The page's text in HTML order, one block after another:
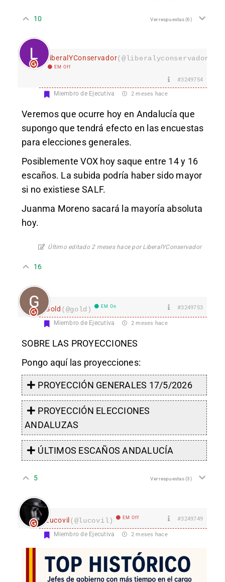
10 Ver respuestas(6)
LiberalYConservador
EM Off
#3249754
Miembro de Ejecutiva 2 meses hace
Veremos que ocurre hoy en Andalucía que
supongo que tendrá efecto en las encuestas
para elecciones generales.
Posiblemente VOX hoy saque entre 14 y 16
escaños. La subida podría haber sido mayor
si no existiese SALF.
Juanma Moreno sacará la mayoría absoluta
hoy.
Último editado 2 meses hace por LiberalYConservador
16
Gold (@gold) EM On #3249753
Miembro de Ejecutiva 2 meses hace
SOBRE LAS PROYECCIONES
Pongo aquí las proyecciones:
PROYECCIÓN GENERALES 17/5/2026
PROYECCIÓN ELECCIONES
ANDALUZAS
ÚLTIMOS ESCAÑOS ANDALUCÍA
5 Ver respuestas(3)
Lucovil (@lucovil) EM Off #3249749
Miembro de Ejecutiva 2 meses hace